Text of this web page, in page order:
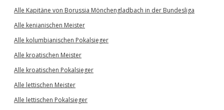
Alle Kapitäne von Borussia Mönchengladbach in der Bundesliga
Alle kenianischen Meister
Alle kolumbianischen Pokalsieger
Alle kroatischen Meister
Alle kroatischen Pokalsieger
Alle lettischen Meister
Alle lettischen Pokalsieger